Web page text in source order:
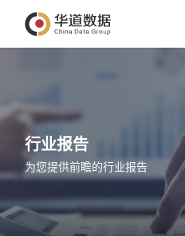
行业报告
为您提供前瞻的行业报告